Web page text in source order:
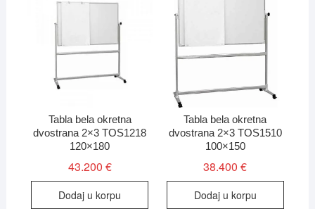
Tabla bela okretna
dvostrana 2×3 TOS1218
120×180
43.200 €
Dodaj u korpu
Tabla bela okretna
dvostrana 2×3 TOS1510
100×150
38.400€
Dodaj u korpu